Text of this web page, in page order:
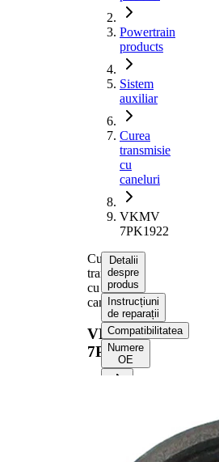
Powertrain
products
Sistem
auxiliar
Curea
transmisie
cu
caneluri
VKMV
7PK1922
Curea
transmisie
cu
caneluri
VKMV
7PK1922
Detalii
despre
produs
Instrucțiuni
de reparații
Compatibilitatea
Numere
OE
Valoare
1922 mm
Latime
24,92 mm